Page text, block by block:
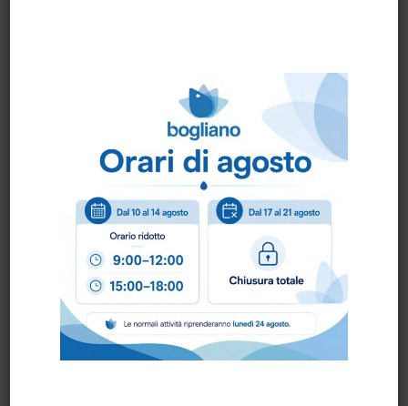
SCARPA GOING “RED
LION” U-POWER
SCARPA MOVIDA U-
POWER